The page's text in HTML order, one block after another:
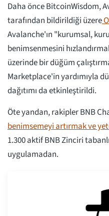
Daha önce BitcoinWisdom,
tarafından bildirildiği üzere
Avalanche'ın "kurumsal,
benimsenmesini
üzerinde bir düğüm
Marketplace'in yardımıyla
dağıtımı da etkinleştirildi.
Öte yandan, rakipler BNB
benimsemeyi artırmak ve
1.300 aktif BNB Zinciri
uygulamadan.